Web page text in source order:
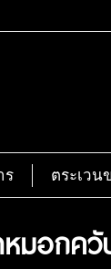
ร ตระเวน
มอกค